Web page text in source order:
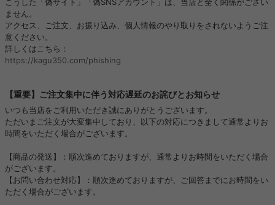
ません。
アクセス、ご注文、お振り込み、個人情報のやり取りをされないようご注
意ください。
詳しくはこちら：
https://kagu350.com/phishing
【重要】ご注文集中に伴う対応遅延のお詫びとお知らせ
いつも当店をご利用いただき誠にありがとうございます。
ただいまご注文が大変集中しており、以下の対応につきまして通常よりお
時間をいただく場合がございます。
【商品の発送】：順次進めておりますが、通常よりお時間をいただく場合
がございます。
【お問い合わせ対応】：順次進めておりますが、ご回答までにお時間をい
ただく場合がございます。